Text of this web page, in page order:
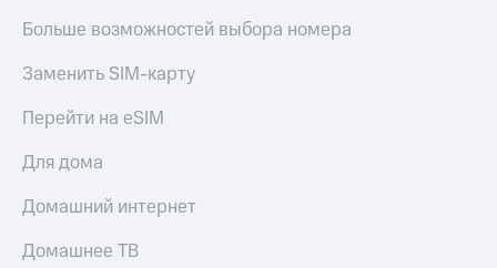
Больше возможностей выбора номера
Заменить SIM-карту
Перейти на eSIM
Для дома
Домашний интернет
Домашнее ТВ